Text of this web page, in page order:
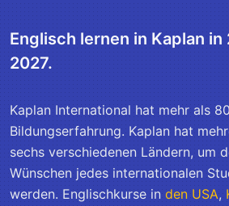
Englisch lernen in Kaplan
2027.
Kaplan International hat mehr als
Bildungserfahrung. Kaplan hat
sechs verschiedenen Ländern, um
Wünschen jedes internationalen
werden. Englischkurse inden USA,